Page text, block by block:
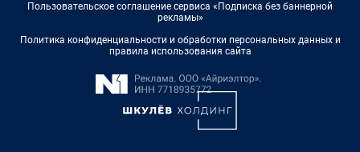
Пользовательское соглашение сервиса «Подписка без баннерной
рекламы»
Политика конфиденциальности и обработки персональных данных и
правила использования сайта